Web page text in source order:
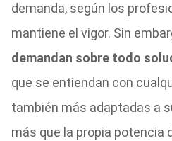
demanda, según los
mantiene el vigor. Sin
demandan sobre todo
que se entiendan con
también más adaptadas a
más que la propia potencia